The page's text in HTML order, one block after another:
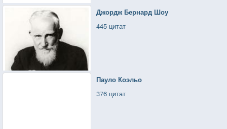
Джордж Бернард Шоу
445 цитат
Пауло Коэльо
376 цитат